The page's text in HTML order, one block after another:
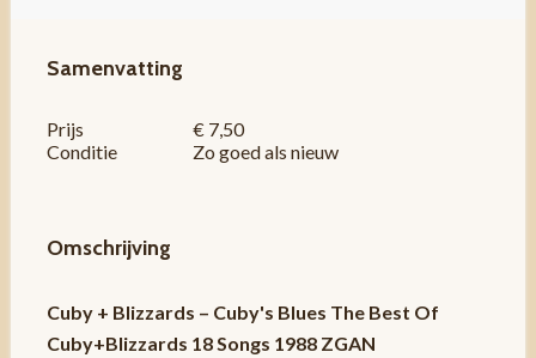
Samenvatting
Prijs
€ 7,50
Conditie
Zo goed als nieuw
Omschrijving
Cuby + Blizzards – Cuby's Blues The Best Of
Cuby+Blizzards 18 Songs 1988 ZGAN